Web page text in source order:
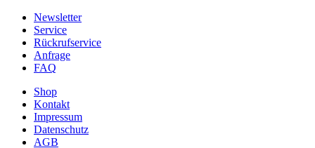
Newsletter
Service
Rückrufservice
Anfrage
FAQ
Shop
Kontakt
Impressum
Datenschutz
AGB